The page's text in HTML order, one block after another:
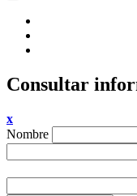
Consultar
x
Nombre